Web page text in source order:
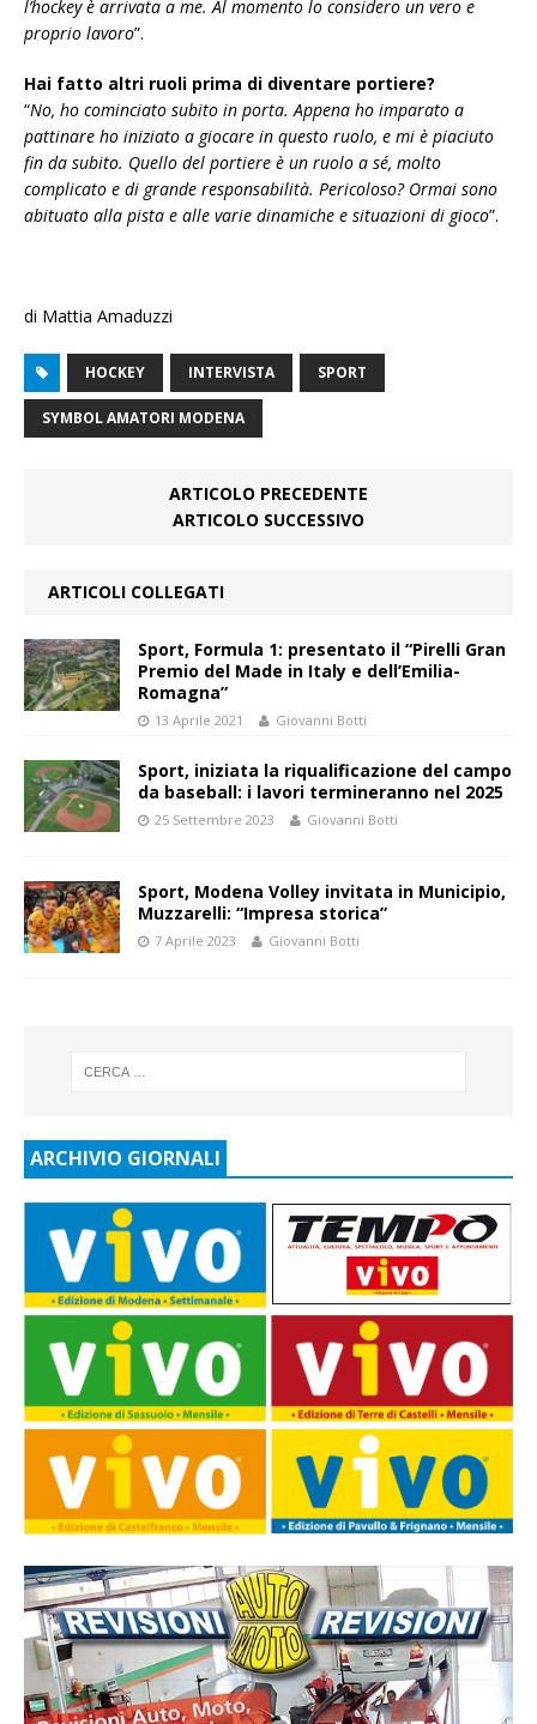
l’hockey è arrivata a me. Al momento lo considero un vero e
proprio lavoro”.
Hai fatto altri ruoli prima di diventare portiere?
“No, ho cominciato subito in porta. Appena ho imparato a
pattinare ho iniziato a giocare in questo ruolo, e mi è piaciuto
fin da subito. Quello del portiere è un ruolo a sé, molto
complicato e di grande responsabilità. Pericoloso? Ormai sono
abituato alla pista e alle varie dinamiche e situazioni di gioco”.
di Mattia Amaduzzi
HOCKEY INTERVISTA SPORT
SYMBOL AMATORI MODENA
ARTICOLO PRECEDENTE
ARTICOLO SUCCESSIVO
ARTICOLI COLLEGATI
Sport, Formula 1: presentato il “Pirelli Gran
Premio del Made in Italy e dell’Emilia-
Romagna”
13 Aprile 2021 Giovanni Botti
Sport, iniziata la riqualificazione del campo
da baseball: i lavori termineranno nel 2025
25 Settembre 2023 Giovanni Botti
Sport, Modena Volley invitata in Municipio,
Muzzarelli: “Impresa storica”
7 Aprile 2023 Giovanni Botti
ARCHIVIO GIORNALI